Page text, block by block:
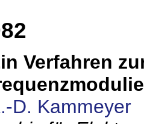
Verfahren
D. Kammeyer